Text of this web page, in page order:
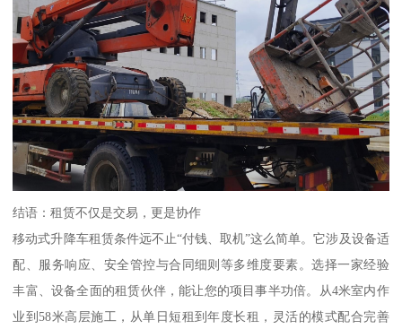
结语：租赁不仅是交易，更是协作
移动式升降车租赁条件远不止“付钱、取机”这么简单。它涉及设备适
配、服务响应、安全管控与合同细则等多维度要素。选择一家经验
丰富、设备全面的租赁伙伴，能让您的项目事半功倍。从4米室内作
业到58米高层施工，从单日短租到年度长租，灵活的模式配合完善